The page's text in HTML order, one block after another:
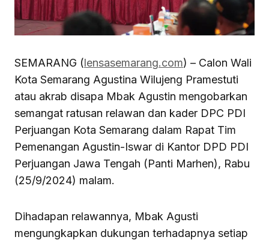
SEMARANG (lensasemarang.com) – Calon Wali
Kota Semarang Agustina Wilujeng Pramestuti
atau akrab disapa Mbak Agustin mengobarkan
semangat ratusan relawan dan kader DPC PDI
Perjuangan Kota Semarang dalam Rapat Tim
Pemenangan Agustin-Iswar di Kantor DPD PDI
Perjuangan Jawa Tengah (Panti Marhen), Rabu
(25/9/2024) malam.
Dihadapan relawannya, Mbak Agusti
mengungkapkan dukungan terhadapnya setiap